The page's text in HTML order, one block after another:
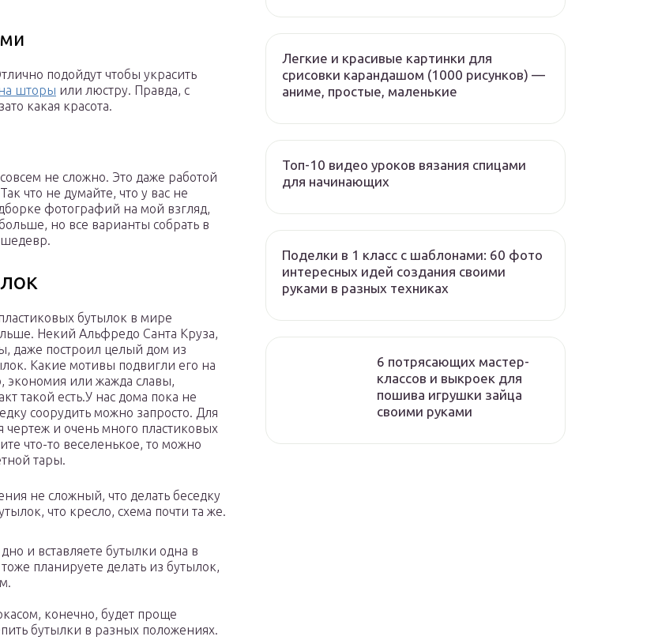
подойдут чтобы украсить
шторы или люстру. Правда, с
какая красота.
не сложно. Это даже работой
что не думайте, что у вас не
фотографий на мой взгляд,
но все варианты собрать в
шедевр.
бутылок в мире
Некий Альфредо Санта Круза,
даже построил целый дом из
Какие мотивы подвигли его на
экономия или жажда славы,
такой есть.У нас дома пока не
соорудить можно запросто. Для
чертеж и очень много пластиковых
что-то веселенькое, то можно
тары.
не сложный, что делать беседку
что кресло, схема почти та же.
и вставляете бутылки одна в
планируете делать из бутылок,
конечно, будет проще
бутылки в разных положениях.
Легкие и красивые картинки для
срисовки карандашом (1000 рисунков) —
аниме, простые, маленькие
Топ-10 видео уроков вязания спицами
для начинающих
Поделки в 1 класс с шаблонами: 60 фото
интересных идей создания своими
руками в разных техниках
6 потрясающих мастер-
классов и выкроек для
пошива игрушки зайца
своими руками